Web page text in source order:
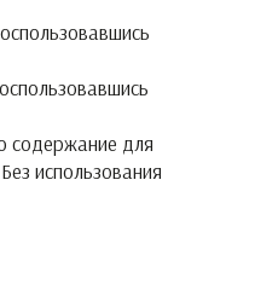
содержание для
использования